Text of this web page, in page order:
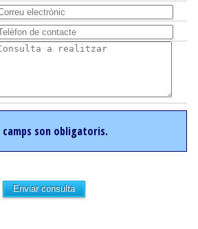
camps son obligatoris.
Enviar consulta